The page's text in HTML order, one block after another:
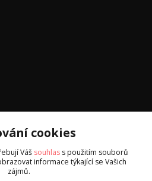
cookies
Váš souhlas s použitím souborů
informace týkající se Vašich
zájmů.